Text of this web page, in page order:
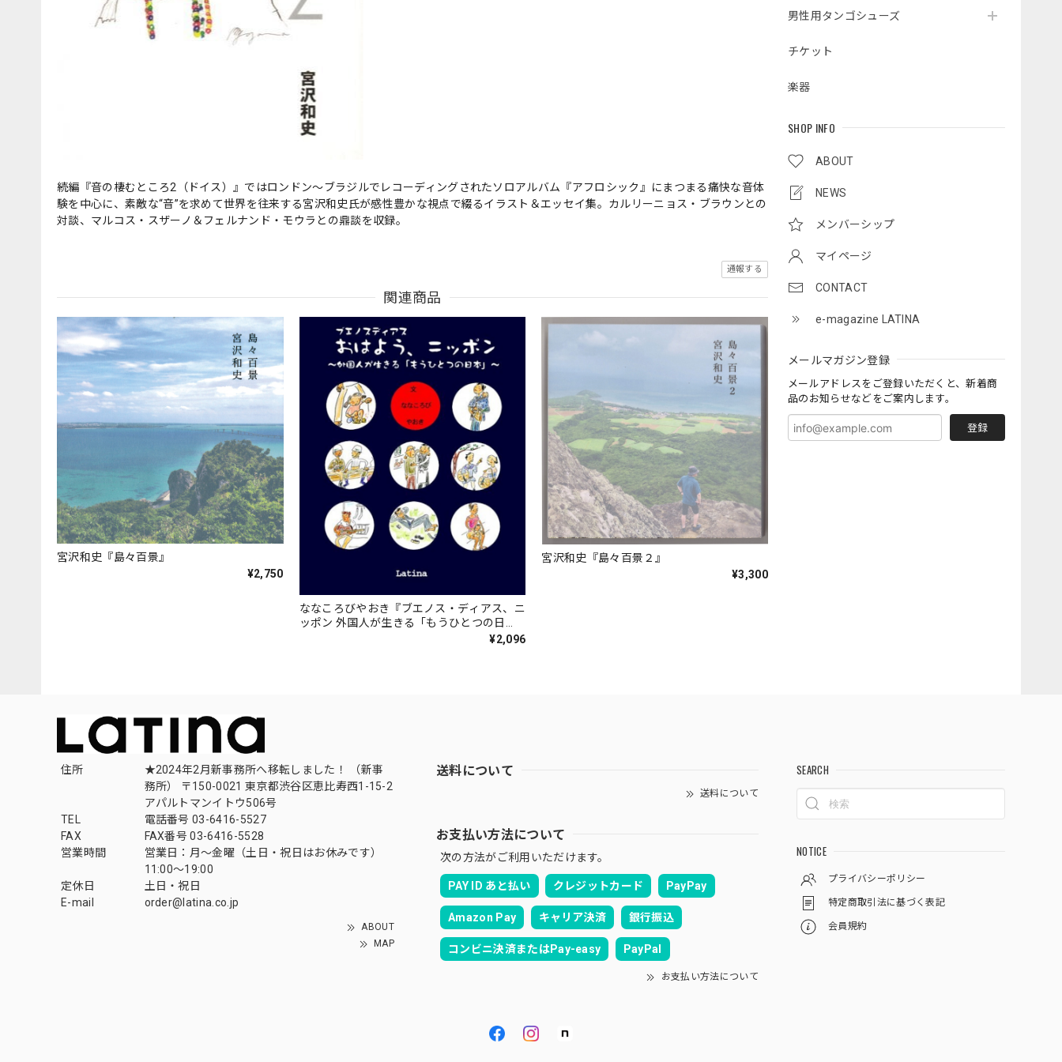
男性用タンゴシューズ
チケット
楽器
SHOP INFO
ABOUT
NEWS
メンバーシップ
マイページ
CONTACT
e-magazine LATINA
メールマガジン登録
メールアドレスをご登録いただくと、新着商
品のお知らせなどをご案内します。
登録
続編『音の棲むところ2（ドイス）』ではロンドン～ブラジルでレコーディングされたソロアルバム『アフロシック』にまつまる痛快な音体
験を中心に、素敵な“音”を求めて世界を往来する宮沢和史氏が感性豊かな視点で綴るイラスト＆エッセイ集。カルリーニョス・ブラウンとの
対談、マルコス・スザーノ＆フェルナンド・モウラとの鼎談を収録。
通報する
関連商品
宮沢和史『島々百景』
¥2,750
ななころびやおき『ブエノス・ディアス、ニ
ッポン 外国人が生きる「もうひとつの日
¥2,096
宮沢和史『島々百景２』
¥3,300
住所
★2024年2月新事務所へ移転しました！ （新事
務所） 〒150-0021 東京都渋谷区恵比寿西1-15-2
アパルトマンイトウ506号
TEL
電話番号 03-6416-5527
FAX
FAX番号 03-6416-5528
営業時間
営業日：月〜金曜（土日・祝日はお休みです）
11:00〜19:00
定休日
土日・祝日
E-mail
order@latina.co.jp
ABOUT
MAP
送料について
送料について
お支払い方法について
次の方法がご利用いただけます。
PAY ID あと払い クレジットカード PayPay
Amazon Pay キャリア決済 銀行振込
コンビニ決済またはPay-easy PayPal
お支払い方法について
SEARCH
NOTICE
プライバシーポリシー
特定商取引法に基づく表記
会員規約